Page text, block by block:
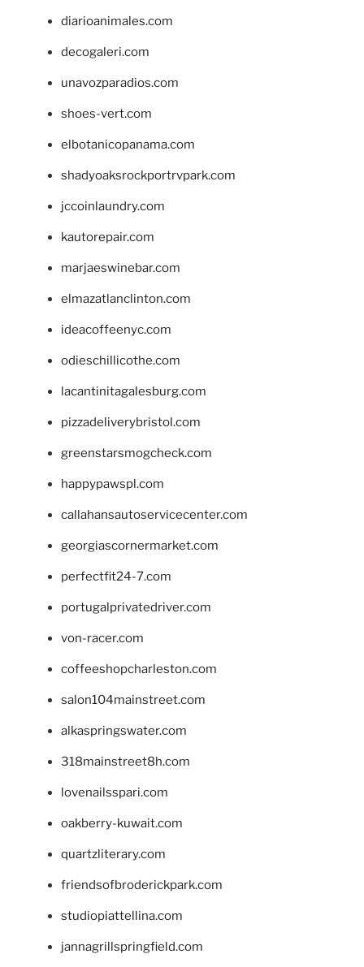
diarioanimales.com
decogaleri.com
unavozparadios.com
shoes-vert.com
elbotanicopanama.com
shadyoaksrockportrvpark.com
jccoinlaundry.com
kautorepair.com
marjaeswinebar.com
elmazatlanclinton.com
ideacoffeenyc.com
odieschillicothe.com
lacantinitagalesburg.com
pizzadeliverybristol.com
greenstarsmogcheck.com
happypawspl.com
callahansautoservicecenter.com
georgiascornermarket.com
perfectfit24-7.com
portugalprivatedriver.com
von-racer.com
coffeeshopcharleston.com
salon104mainstreet.com
alkaspringswater.com
318mainstreet8h.com
lovenailsspari.com
oakberry-kuwait.com
quartzliterary.com
friendsofbroderickpark.com
studiopiattellina.com
jannagrillspringfield.com